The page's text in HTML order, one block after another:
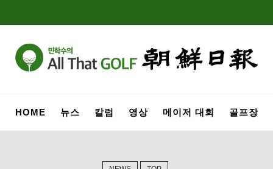
HOME 뉴스 칼럼 영상 메이저 대회 골프장